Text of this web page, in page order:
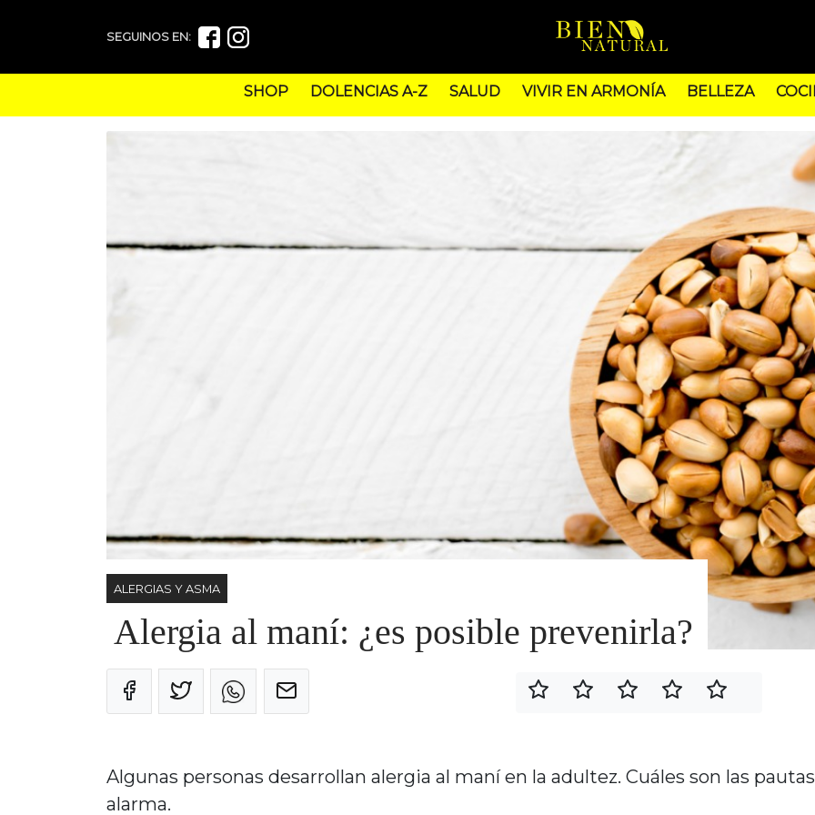
SEGUINOS EN:
SHOP DOLENCIAS A-Z SALUD VIVIR EN ARMONÍA BELLEZA
ALERGIAS Y ASMA
Alergia al maní: ¿es posible prevenirla?
Algunas personas desarrollan alergia al maní en la adultez. Cuáles son las
alarma.